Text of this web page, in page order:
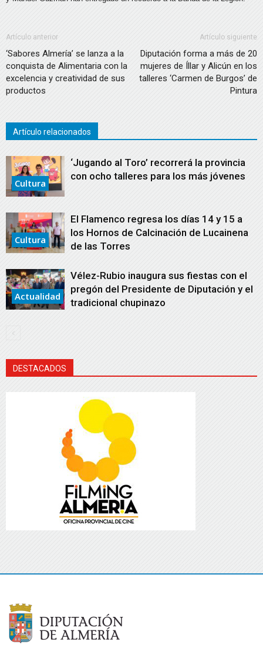
Artículo anterior
‘Sabores Almería’ se lanza a la
conquista de Alimentaria con la
excelencia y creatividad de sus
productos
Artículo siguiente
Diputación forma a más de 20
mujeres de Íllar y Alicún en los
talleres ‘Carmen de Burgos’ de
Pintura
Artículo relacionados
Cultura
‘Jugando al Toro’ recorrerá la provincia
con ocho talleres para los más jóvenes
Cultura
El Flamenco regresa los días 14 y 15 a
los Hornos de Calcinación de Lucainena
de las Torres
Actualidad
Vélez-Rubio inaugura sus fiestas con el
pregón del Presidente de Diputación y el
tradicional chupinazo
DESTACADOS